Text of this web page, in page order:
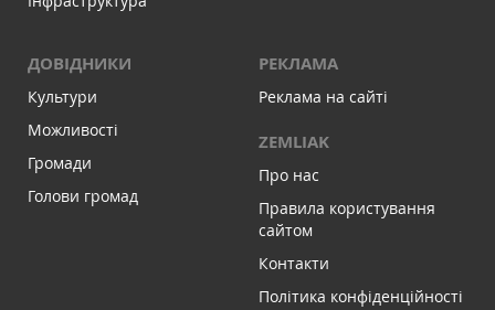
ДОВІДНИКИ
Культури
Можливості
Громади
Голови громад
РЕКЛАМА
Реклама на сайті
ZEMLIAK
Про нас
Правила користування
сайтом
Контакти
Політика конфіденційності